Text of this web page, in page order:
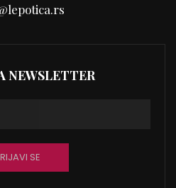
NEWSLETTER